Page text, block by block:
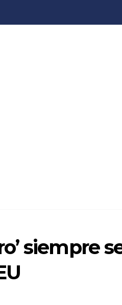
siempre